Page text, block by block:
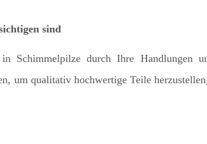
sind
Schimmelpilze durch Ihre Handlungen
um qualitativ hochwertige Teile